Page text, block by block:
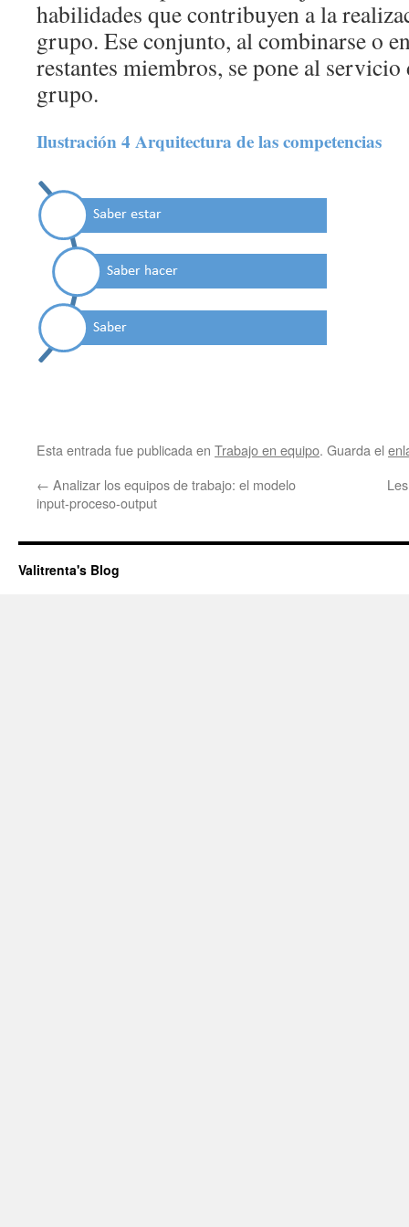
habilidades que contribuyen a la
grupo. Ese conjunto, al combinarse o
restantes miembros, se pone al
grupo.
Ilustración 4 Arquitectura de las competencias
Esta entrada fue publicada en Trabajo en equipo. Guarda el
← Analizar los equipos de trabajo: el modelo
input-proceso-output
Valitrenta's Blog